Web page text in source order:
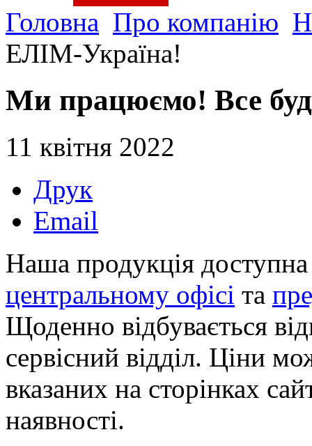
Головна Про компанію
ЕЛІМ-Україна!
Ми працюємо! Все
11 квітня 2022
Друк
Email
Наша продукція
центральному офісі та
Щоденно відбувається
сервісний відділ. Ціни
вказаних на сторінках
наявності.